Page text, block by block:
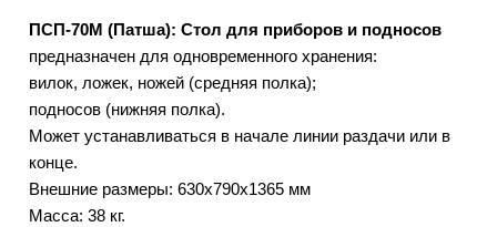
ПСП-70М (Патша): Стол для приборов и подносов
предназначен для одновременного хранения:
вилок, ложек, ножей (средняя полка);
подносов (нижняя полка).
Может устанавливаться в начале линии раздачи или в
конце.
Внешние размеры: 630х790х1365 мм
Масса: 38 кг.